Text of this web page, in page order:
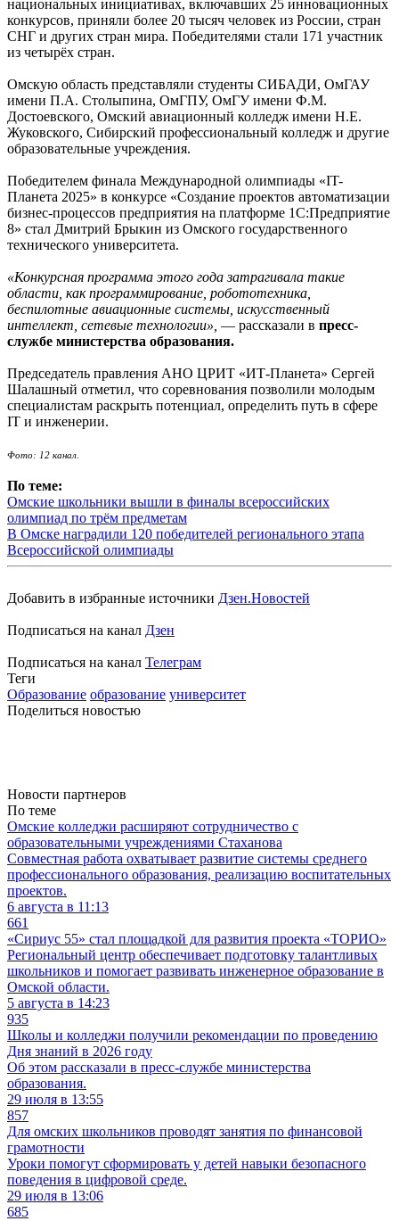
национальных инициативах, включавших 25 инновационных
конкурсов, приняли более 20 тысяч человек из России, стран
СНГ и других стран мира. Победителями стали 171 участник
из четырёх стран.
Омскую область представляли студенты СИБАДИ, ОмГАУ
имени П.А. Столыпина, ОмГПУ, ОмГУ имени Ф.М.
Достоевского, Омский авиационный колледж имени Н.Е.
Жуковского, Сибирский профессиональный колледж и другие
образовательные учреждения.
Победителем финала Международной олимпиады «IT-
Планета 2025» в конкурсе «Создание проектов автоматизации
бизнес-процессов предприятия на платформе 1С:Предприятие
8» стал Дмитрий Брыкин из Омского государственного
технического университета.
«Конкурсная программа этого года затрагивала такие
области, как программирование, робототехника,
беспилотные авиационные системы, искусственный
интеллект, сетевые технологии», — рассказали в пресс-
службе министерства образования.
Председатель правления АНО ЦРИТ «ИТ-Планета» Сергей
Шалашный отметил, что соревнования позволили молодым
специалистам раскрыть потенциал, определить путь в сфере
IT и инженерии.
Фото: 12 канал.
По теме:
Омские школьники вышли в финалы всероссийских
олимпиад по трём предметам
В Омске наградили 120 победителей регионального этапа
Всероссийской олимпиады
Добавить в избранные источники Дзен.Новостей
Подписаться на канал Дзен
Подписаться на канал Телеграм
Теги
Образование образование университет
Поделиться новостью
Новости партнеров
По теме
Омские колледжи расширяют сотрудничество с
образовательными учреждениями Стаханова
Совместная работа охватывает развитие системы среднего
профессионального образования, реализацию воспитательных
проектов.
6 августа в 11:13
661
«Сириус 55» стал площадкой для развития проекта «ТОРИО»
Региональный центр обеспечивает подготовку талантливых
школьников и помогает развивать инженерное образование в
Омской области.
5 августа в 14:23
935
Школы и колледжи получили рекомендации по проведению
Дня знаний в 2026 году
Об этом рассказали в пресс-службе министерства
образования.
29 июля в 13:55
857
Для омских школьников проводят занятия по финансовой
грамотности
Уроки помогут сформировать у детей навыки безопасного
поведения в цифровой среде.
29 июля в 13:06
685